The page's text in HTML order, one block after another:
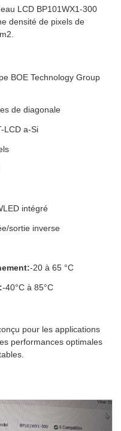
LCD BP101WX1-300
densité de pixels de
BOE Technology Group
de diagonale
LCD a-Si
intégré
sortie inverse
-20 à 65 °C
-40°C à 85°C
pour les applications
performances optimales